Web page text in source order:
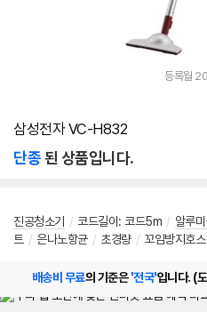
등록월
삼성전자 VC-H832
단종된 상품입니다.
진공청소기 / 코드길이: 코드5m / 알루
트 / 은나노항균 / 초경량 / 꼬임방지호스
배송비 무료의 기준은'전국'입니다. (